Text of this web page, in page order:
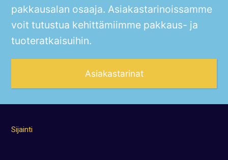
pakkausalan osaaja. Asiakastarinoissamme
voit tutustua kehittämiimme pakkaus- ja
tuoteratkaisuihin.
Asiakastarinat
Sijainti